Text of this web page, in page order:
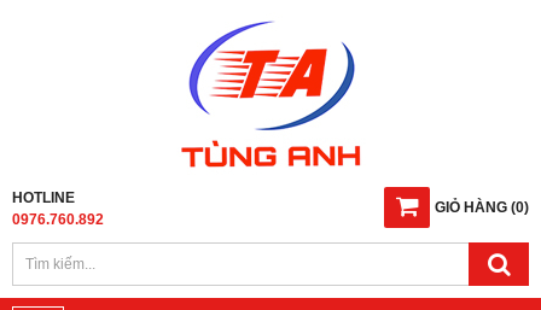
GIỎ HÀNG (0)
HOTLINE
0976.760.892